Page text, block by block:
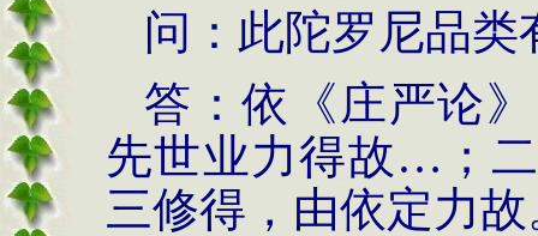
问：此陀罗尼品类
答：依《庄严论
先世业力得故…；
三修得，由依定力故